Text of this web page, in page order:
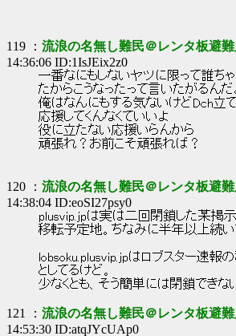
119 ： 流浪の名無し難民＠レンタ板避
14:36:06 ID:1IsJEix2z0
一番なにもしないヤツに限って誰ち
たからこうなったって言いたがるんだ
俺はなんにもする気ないけどDch立
応援してくんなくていいよ
役に立たない応援いらんから
頑張れ？お前こそ頑張れば？
120 ： 流浪の名無し難民＠レンタ板避
14:38:04 ID:eoSI27psy0
plusvip.jpは実は二回閉鎖した某掲
移転予定地。ちなみに半年以上続い
lobsoku.plusvip.jpはロブスター速報
としてるけど。
少なくとも、そう簡単には閉鎖できな
121 ： 流浪の名無し難民＠レンタ板避
14:53:30 ID:atqJYcUAp0